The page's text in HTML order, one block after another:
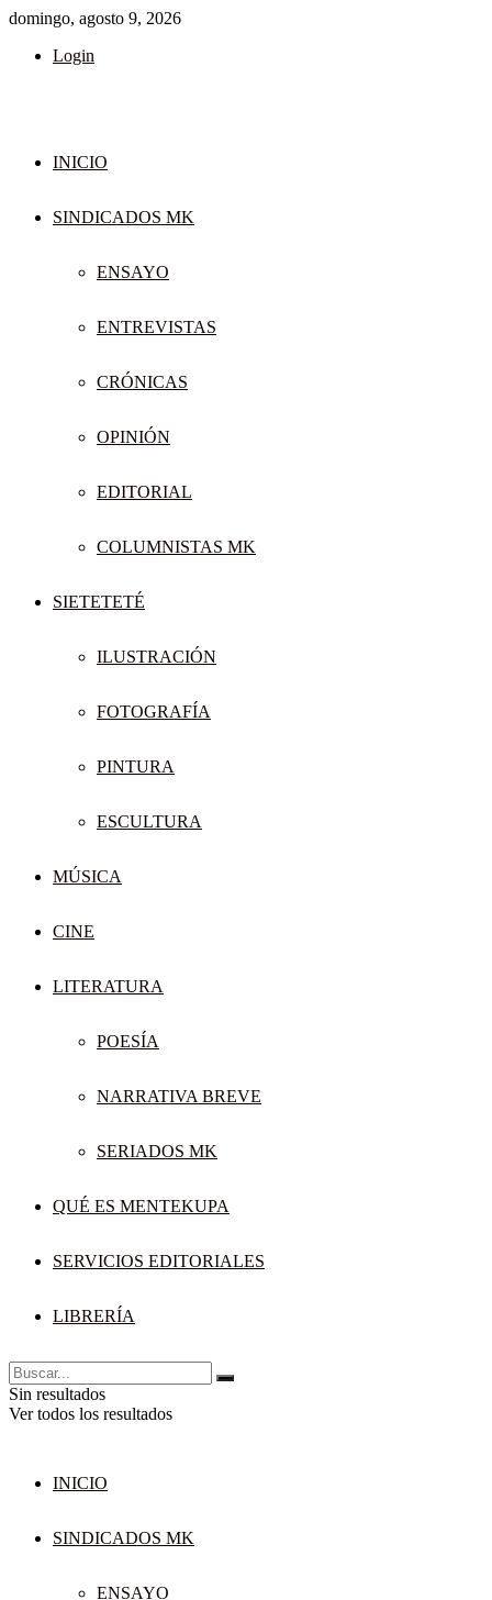
domingo, agosto 9, 2026
Login
INICIO
SINDICADOS MK
ENSAYO
ENTREVISTAS
CRÓNICAS
OPINIÓN
EDITORIAL
COLUMNISTAS MK
SIETETETÉ
ILUSTRACIÓN
FOTOGRAFÍA
PINTURA
ESCULTURA
MÚSICA
CINE
LITERATURA
POESÍA
NARRATIVA BREVE
SERIADOS MK
QUÉ ES MENTEKUPA
SERVICIOS EDITORIALES
LIBRERÍA
Sin resultados
Ver todos los resultados
INICIO
SINDICADOS MK
ENSAYO